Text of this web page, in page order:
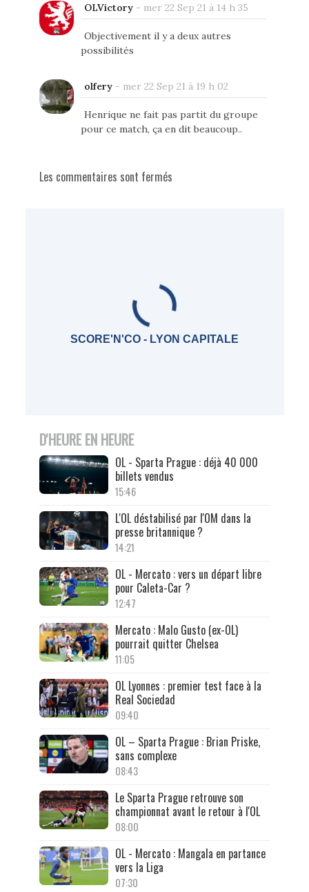
OLVictory- mer 22 Sep 21 à 14 h 35
Objectivement il y a deux autres
possibilités
olfery- mer 22 Sep 21 à 19 h 02
Henrique ne fait pas partit du groupe
pour ce match, ça en dit beaucoup..
Les commentaires sont fermés
SCORE'N'CO - LYON CAPITALE
D'HEURE EN HEURE
OL - Sparta Prague : déjà 40 000
billets vendus
15:46
L'OL déstabilisé par l'OM dans la
presse britannique ?
14:21
OL - Mercato : vers un départ libre
pour Caleta-Car ?
12:47
Mercato : Malo Gusto (ex-OL)
pourrait quitter Chelsea
11:05
OL Lyonnes : premier test face à la
Real Sociedad
09:40
OL – Sparta Prague : Brian Priske,
sans complexe
08:43
Le Sparta Prague retrouve son
championnat avant le retour à l'OL
08:00
OL - Mercato : Mangala en partance
vers la Liga
07:30